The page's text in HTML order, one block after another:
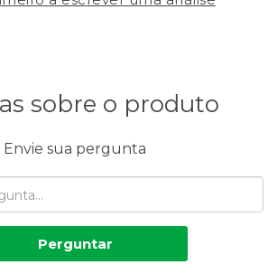
sobre o produto
Envie sua pergunta
Perguntar